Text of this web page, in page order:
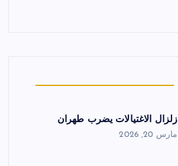
زلزال الاغتيالات يضرب طهران
مارس 20, 2026